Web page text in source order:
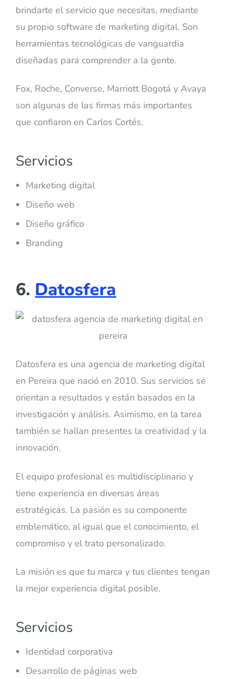
brindarte el servicio que necesitas, mediante
su propio software de marketing digital. Son
herramientas tecnológicas de vanguardia
diseñadas para comprender a la gente.
Fox, Roche, Converse, Marriott Bogotá y Avaya
son algunas de las firmas más importantes
que confiaron en Carlos Cortés.
Servicios
Marketing digital
Diseño web
Diseño gráfico
Branding
6. Datosfera
Datosfera es una agencia de marketing digital
en Pereira que nació en 2010. Sus servicios se
orientan a resultados y están basados en la
investigación y análisis. Asimismo, en la tarea
también se hallan presentes la creatividad y la
innovación.
El equipo profesional es multidisciplinario y
tiene experiencia en diversas áreas
estratégicas. La pasión es su componente
emblemático, al igual que el conocimiento, el
compromiso y el trato personalizado.
La misión es que tu marca y tus clientes tengan
la mejor experiencia digital posible.
Servicios
Identidad corporativa
Desarrollo de páginas web